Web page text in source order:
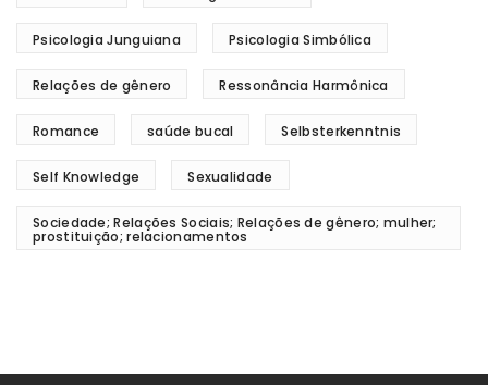
Psicologia Junguiana Psicologia Simbólica
Relações de gênero Ressonância Harmônica
Romance saúde bucal Selbsterkenntnis
Self Knowledge Sexualidade
Sociedade; Relações Sociais; Relações de gênero; mulher;
prostituição; relacionamentos